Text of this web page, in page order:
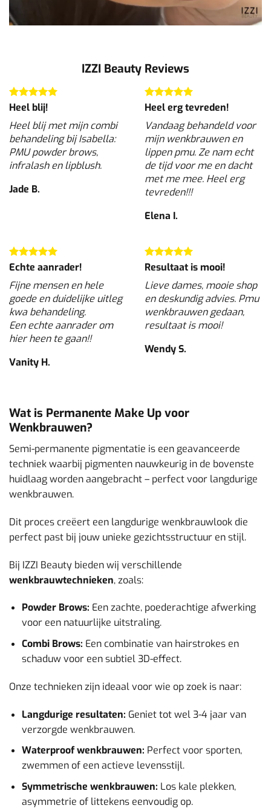
IZZI Beauty Reviews
Heel blij!
Heel blij met mijn combi
behandeling bij Isabella:
PMU powder brows,
infralash en lipblush.
Jade B.
Heel erg tevreden!
Vandaag behandeld voor
mijn wenkbrauwen en
lippen pmu. Ze nam echt
de tijd voor me en dacht
met me mee. Heel erg
tevreden!!!
Elena I.
Echte aanrader!
Fijne mensen en hele
goede en duidelijke uitleg
kwa behandeling.
Een echte aanrader om
hier heen te gaan!!
Vanity H.
Resultaat is mooi!
Lieve dames, mooie shop
en deskundig advies. Pmu
wenkbrauwen gedaan,
resultaat is mooi!
Wendy S.
Wat is Permanente Make Up voor
Wenkbrauwen?
Semi-permanente pigmentatie is een geavanceerde
techniek waarbij pigmenten nauwkeurig in de bovenste
huidlaag worden aangebracht – perfect voor langdurige
wenkbrauwen.
Dit proces creëert een langdurige wenkbrauwlook die
perfect past bij jouw unieke gezichtsstructuur en stijl.
Bij IZZI Beauty bieden wij verschillende
wenkbrauwtechnieken, zoals:
Powder Brows: Een zachte, poederachtige afwerking
voor een natuurlijke uitstraling.
Combi Brows: Een combinatie van hairstrokes en
schaduw voor een subtiel 3D-effect.
Onze technieken zijn ideaal voor wie op zoek is naar:
Langdurige resultaten: Geniet tot wel 3-4 jaar van
verzorgde wenkbrauwen.
Waterproof wenkbrauwen: Perfect voor sporten,
zwemmen of een actieve levensstijl.
Symmetrische wenkbrauwen: Los kale plekken,
asymmetrie of littekens eenvoudig op.